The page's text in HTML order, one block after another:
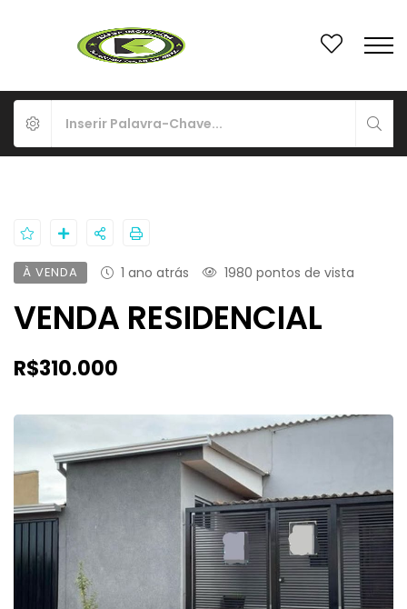
À VENDA 1 ano atrás 1980 pontos de vista
VENDA RESIDENCIAL
R$310.000